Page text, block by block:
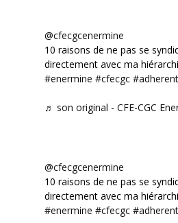
@cfecgcenermine
10 raisons de ne pas se
directement avec ma
#enermine #cfecgc #adherent
♬ son original - CFE-CGC
@cfecgcenermine
10 raisons de ne pas se
directement avec ma
#enermine #cfecgc #adherent